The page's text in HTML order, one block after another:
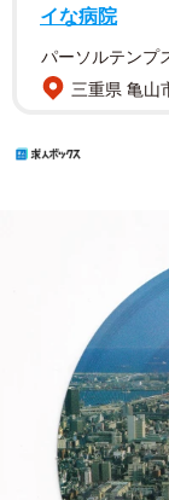
イな病院
パーソルテンプ
三重県 亀山